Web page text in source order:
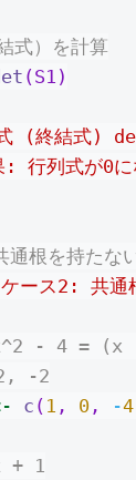
式）を計算
(S1)
(終結式)
行列式が0に
根を持たな
ース2: 共通
- 4 = (x
-2
c ( 1 , 0 , -4
+ 1